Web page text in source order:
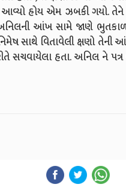
આવ્યો હોય એમ ઝબકી ગયો.
આંખ સામે જાણે ભુતકાળ
સાથે વિતાવેલી ક્ષણો
સચવાયેલા હતા. અનિલ ને પત્ર